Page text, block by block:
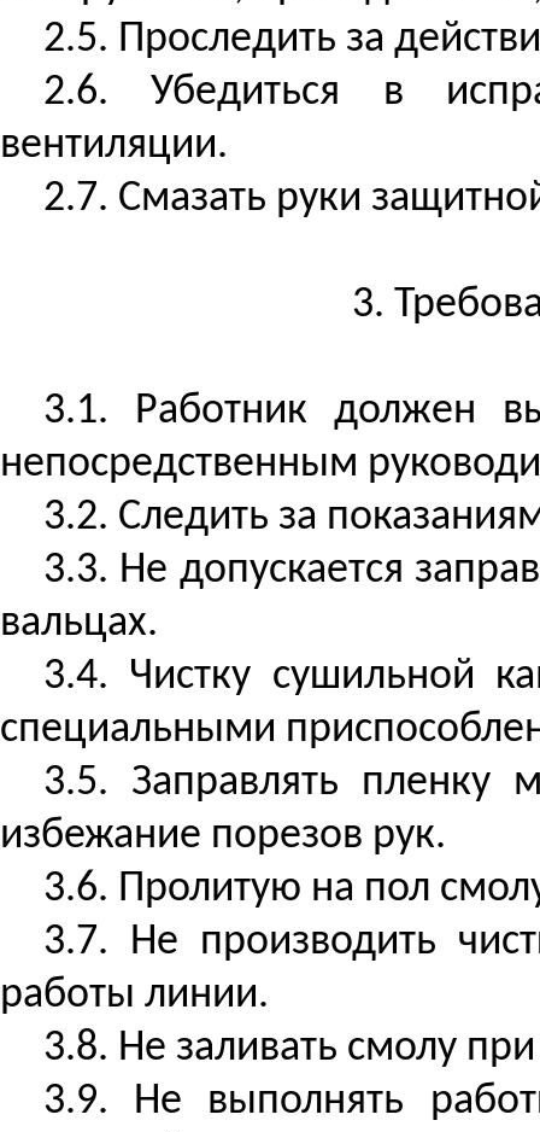
2.5. Проследить за
2.6. Убедиться в
вентиляции.
2.7. Смазать руки
3.
3.1. Работник должен
непосредственным
3.2. Следить за
3.3. Не допускается
вальцах.
3.4. Чистку сушильной
специальными
3.5. Заправлять пленку
избежание порезов рук.
3.6. Пролитую на пол
3.7. Не производить
работы линии.
3.8. Не заливать смолу
3.9. Не выполнять